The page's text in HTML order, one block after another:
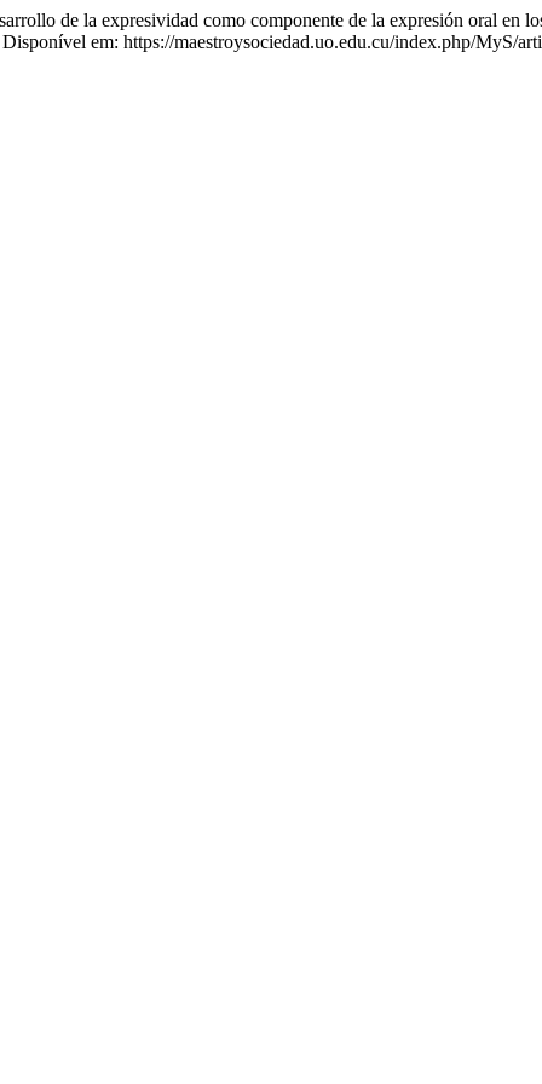
de la expresividad como componente de la expresión oral en
em: https://maestroysociedad.uo.edu.cu/index.php/MyS/